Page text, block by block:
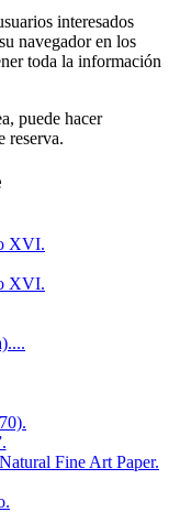
interesados
navegador en los
toda la información
puede hacer
reserva.
XVI.
XVI.
Fine Art Paper.